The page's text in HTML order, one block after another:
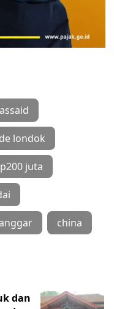
londok
juta
china
dan